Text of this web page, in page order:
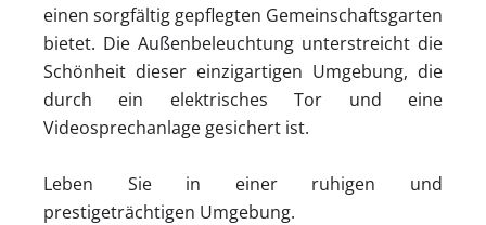
einen sorgfältig gepflegten Gemeinschaftsgarten
bietet. Die Außenbeleuchtung unterstreicht die
Schönheit dieser einzigartigen Umgebung, die
durch ein elektrisches Tor und eine
Videosprechanlage gesichert ist.
Leben Sie in einer ruhigen und
prestigeträchtigen Umgebung.